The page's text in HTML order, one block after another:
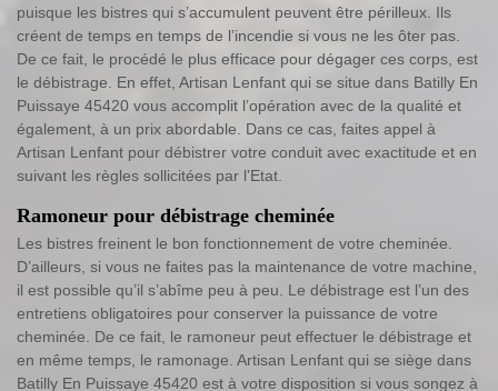
puisque les bistres qui s’accumulent peuvent être périlleux. Ils
créent de temps en temps de l’incendie si vous ne les ôter pas.
De ce fait, le procédé le plus efficace pour dégager ces corps, est
le débistrage. En effet, Artisan Lenfant qui se situe dans Batilly En
Puissaye 45420 vous accomplit l’opération avec de la qualité et
également, à un prix abordable. Dans ce cas, faites appel à
Artisan Lenfant pour débistrer votre conduit avec exactitude et en
suivant les règles sollicitées par l’Etat.
Ramoneur pour débistrage cheminée
Les bistres freinent le bon fonctionnement de votre cheminée.
D’ailleurs, si vous ne faites pas la maintenance de votre machine,
il est possible qu’il s’abîme peu à peu. Le débistrage est l’un des
entretiens obligatoires pour conserver la puissance de votre
cheminée. De ce fait, le ramoneur peut effectuer le débistrage et
en même temps, le ramonage. Artisan Lenfant qui se siège dans
Batilly En Puissaye 45420 est à votre disposition si vous songez à